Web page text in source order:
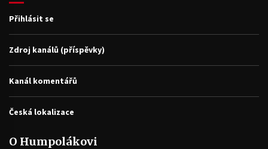
Přihlásit se
Zdroj kanálů (příspěvky)
Kanál komentářů
Česká lokalizace
O Humpolákovi